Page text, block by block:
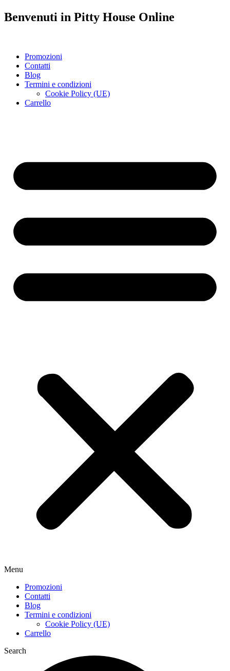
Benvenuti in Pitty House Online
Promozioni
Contatti
Blog
Termini e condizioni
Cookie Policy (UE)
Carrello
Menu
Promozioni
Contatti
Blog
Termini e condizioni
Cookie Policy (UE)
Carrello
Search